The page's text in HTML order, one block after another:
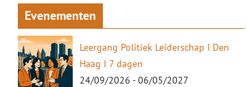
Evenementen
Leergang Politiek Leiderschap I Den
Haag I 7 dagen
24/09/2026 - 06/05/2027